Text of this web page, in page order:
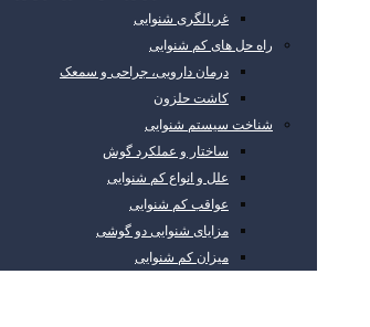
غربالگری شنوایی
راه حل های کم شنوایی
درمان دارویی، جراحی و سمعک
کاشت حلزون
شناخت سیستم شنوایی
ساختار و عملکرد گوش
علل و انواع کم شنوایی
عواقب کم شنوایی
مزایای شنوایی دو گوشی
میزان کم شنوایی